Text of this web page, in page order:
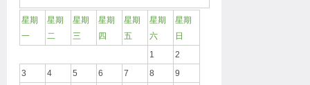
星期
一
星期
二
星期
三
星期
四
星期
五
星期
六
星期
日
1
2
3
4 5 6 7 8
9